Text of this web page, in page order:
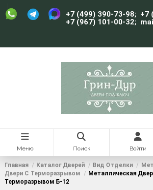
+7 (499) 390-73-98; +7
+7 (967) 101-00-32;
Меню Поиск Войти
Главная Каталог Дверей Вид Отделки
Двери С Терморазрывом
Металлическая
Терморазрывом Б-12